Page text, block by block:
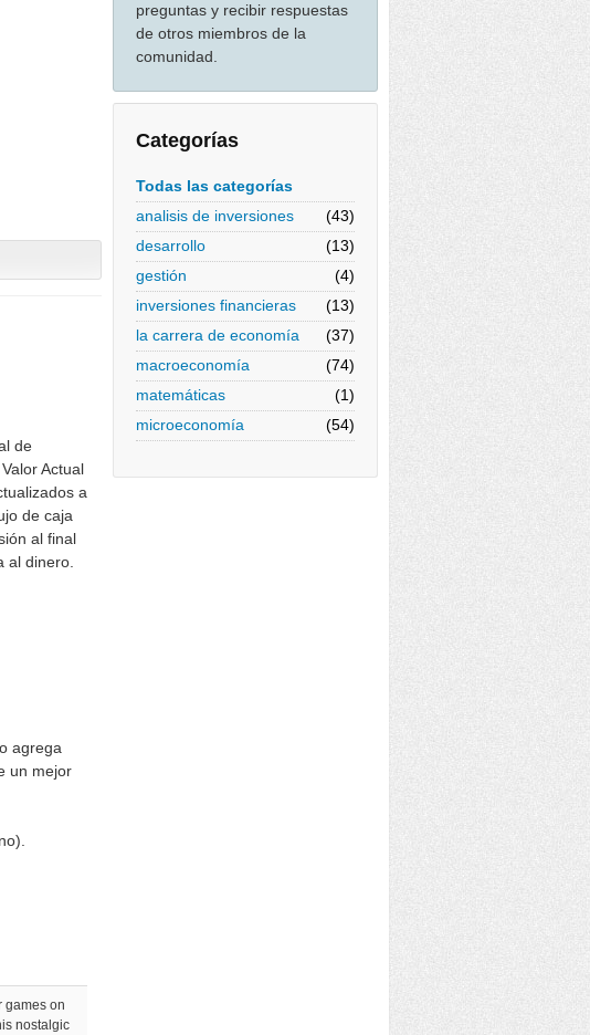
preguntas y recibir respuestas
de otros miembros de la
comunidad.
Categorías
Todas las categorías
analisis de inversiones
(43)
desarrollo
(13)
gestión
(4)
inversiones financieras
(13)
la carrera de economía
(37)
macroeconomía
(74)
matemáticas
(1)
microeconomía
(54)
de
Actual
a
de caja
al final
al dinero.
agrega
un mejor
games on
nostalgic